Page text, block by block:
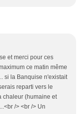
et merci pour ces
ce matin même
si la Banquise n'existait
reparti vers le
chaleur (humaine et
/> <br /> Un